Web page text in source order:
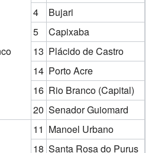
4
Bujari
5
Capixaba
13 Plácido de Castro
14 Porto Acre
16 Rio Branco (Capital)
20 Senador Guiomard
11 Manoel Urbano
18 Santa Rosa do Purus